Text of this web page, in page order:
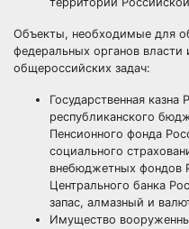
Объекты, необходимые для
федеральных органов власти
общероссийских задач:
Государственная
республиканского
Пенсионного фонда
социального
внебюджетных фондов
Центрального банка
запас, алмазный и
Имущество